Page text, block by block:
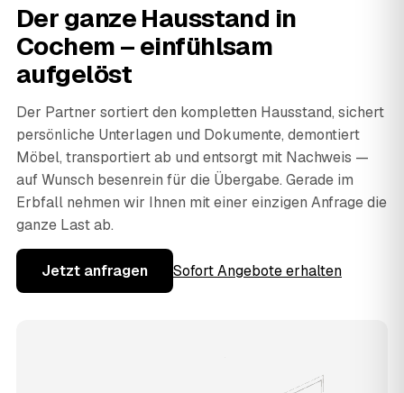
Der ganze Hausstand in
Cochem – einfühlsam
aufgelöst
Der Partner sortiert den kompletten Hausstand, sichert
persönliche Unterlagen und Dokumente, demontiert
Möbel, transportiert ab und entsorgt mit Nachweis —
auf Wunsch besenrein für die Übergabe. Gerade im
Erbfall nehmen wir Ihnen mit einer einzigen Anfrage die
ganze Last ab.
Jetzt anfragen Sofort Angebote erhalten